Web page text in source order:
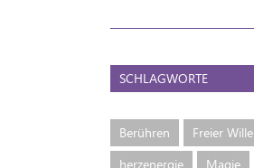
SCHLAGWORTE
Berühren Freier Wille
herzenergie
Magie